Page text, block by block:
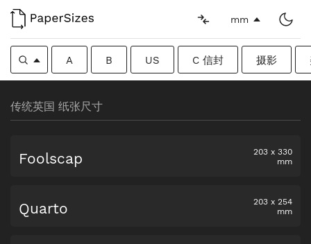
mm
A B US C 信封 摄影
传统英国 纸张尺寸
Foolscap 203 x 330
mm
Quarto 203 x 254
mm